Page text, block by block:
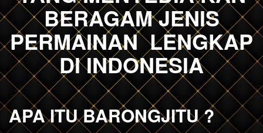
BERAGAM JENIS
PERMAINAN LENGKAP
DI INDONESIA
APA ITU BARONGJITU ?